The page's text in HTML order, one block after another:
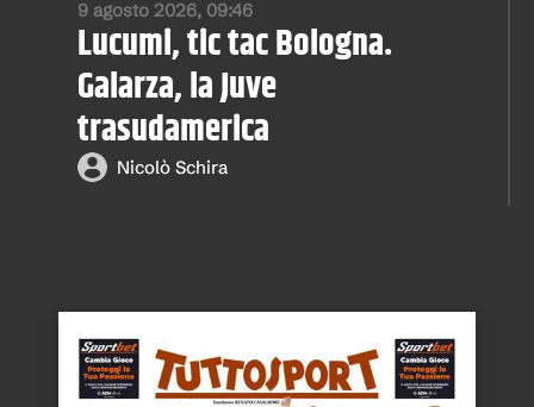
9 agosto 2026, 09:46
Lucumi, tic tac Bologna.
Galarza, la Juve
trasudamerica
Nicolò Schira